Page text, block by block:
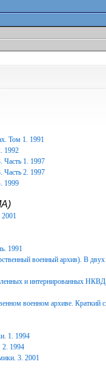
Том 1. 1991
1992
Часть 1. 1997
Часть 2. 1997
1999
2001
1991
военный архив). В
и интернированных
военном архиве. Краткий
1. 1994
2. 1994
3. 2001